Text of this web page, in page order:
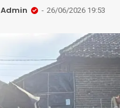
Admin 26/06/2026 19:53